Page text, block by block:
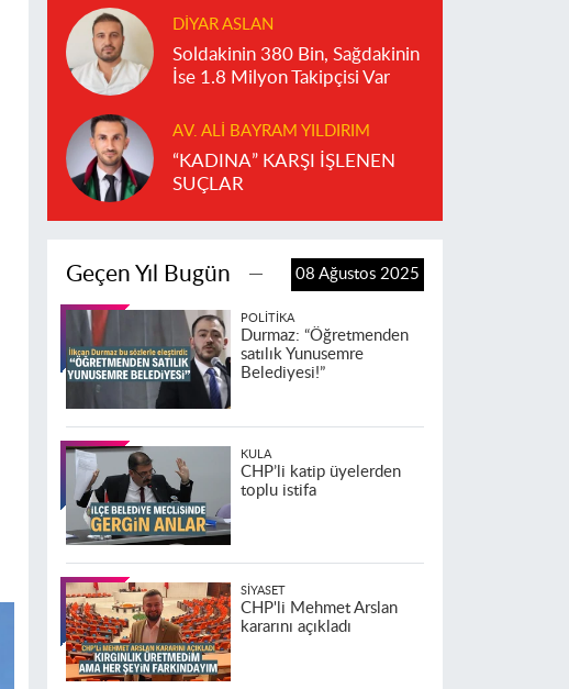
DIYAR ASLAN
Soldakinin 380 Bin, Sağdakinin
İse 1.8 Milyon Takipçisi Var
AV. ALI BAYRAM YILDIRIM
“KADINA” KARŞI İŞLENEN
SUÇLAR
Geçen Yıl Bugün 08 Ağustos 2025
POLITIKA
Durmaz: “Öğretmenden
satılık Yunusemre
Belediyesi!”
KULA
CHP’li katip üyelerden
toplu istifa
SIYASET
CHP'li Mehmet Arslan
kararını açıkladı